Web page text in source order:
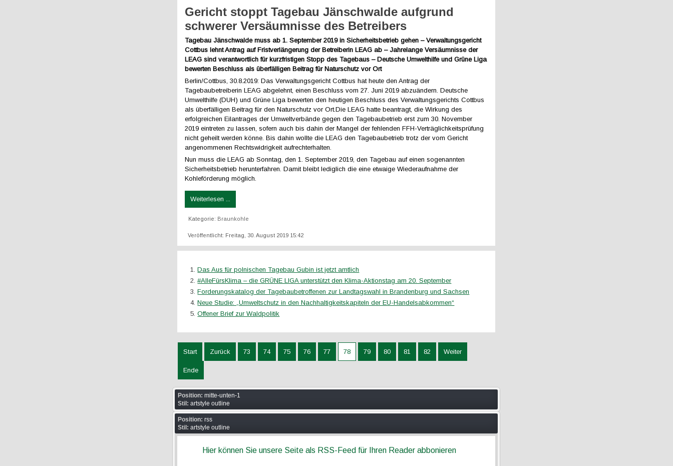
Gericht stoppt Tagebau Jänschwalde aufgrund
schwerer Versäumnisse des Betreibers
Tagebau Jänschwalde muss ab 1. September 2019 in Sicherheitsbetrieb gehen – Verwaltungsgericht
Cottbus lehnt Antrag auf Fristverlängerung der Betreiberin LEAG ab – Jahrelange Versäumnisse der
LEAG sind verantwortlich für kurzfristigen Stopp des Tagebaus – Deutsche Umwelthilfe und Grüne Liga
bewerten Beschluss als überfälligen Beitrag für Naturschutz vor Ort
Berlin/Cottbus, 30.8.2019: Das Verwaltungsgericht Cottbus hat heute den Antrag der
Tagebaubetreiberin LEAG abgelehnt, einen Beschluss vom 27. Juni 2019 abzuändern. Deutsche
Umwelthilfe (DUH) und Grüne Liga bewerten den heutigen Beschluss des Verwaltungsgerichts Cottbus
als überfälligen Beitrag für den Naturschutz vor Ort.Die LEAG hatte beantragt, die Wirkung des
erfolgreichen Eilantrages der Umweltverbände gegen den Tagebaubetrieb erst zum 30. November
2019 eintreten zu lassen, sofern auch bis dahin der Mangel der fehlenden FFH-Verträglichkeitsprüfung
nicht geheilt werden könne. Bis dahin wollte die LEAG den Tagebaubetrieb trotz der vom Gericht
angenommenen Rechtswidrigkeit aufrechterhalten.
Nun muss die LEAG ab Sonntag, den 1. September 2019, den Tagebau auf einen sogenannten
Sicherheitsbetrieb herunterfahren. Damit bleibt lediglich die eine etwaige Wiederaufnahme der
Kohleförderung möglich.
Weiterlesen ...
Kategorie: Braunkohle
Veröffentlicht: Freitag, 30. August 2019 15:42
Das Aus für polnischen Tagebau Gubin ist jetzt amtlich
#AlleFürsKlima – die GRÜNE LIGA unterstützt den Klima-Aktionstag am 20. September
Forderungskatalog der Tagebaubetroffenen zur Landtagswahl in Brandenburg und Sachsen
Neue Studie: „Umweltschutz in den Nachhaltigkeitskapiteln der EU-Handelsabkommen“
Offener Brief zur Waldpolitik
Start Zurück 73 74 75 76 77 78 79 80 81 82 Weiter
Ende
Position: mitte-unten-1
Stil: artstyle outline
Position: rss
Stil: artstyle outline
Hier können Sie unsere Seite als RSS-Feed für Ihren Reader abbonieren